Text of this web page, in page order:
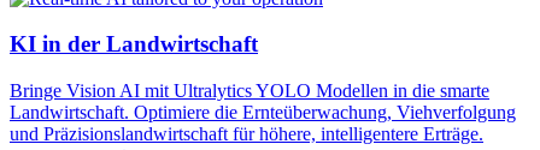
KI in der Landwirtschaft
Bringe Vision AI mit Ultralytics YOLO Modellen in die smarte
Landwirtschaft. Optimiere die Ernteüberwachung, Viehverfolgung
und Präzisionslandwirtschaft für höhere, intelligentere Erträge.